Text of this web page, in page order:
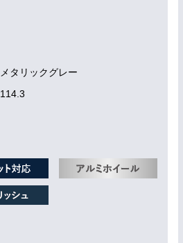
メタリックグレー
114.3